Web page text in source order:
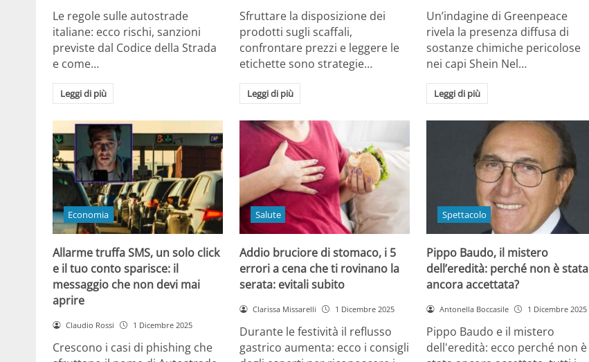
Le regole sulle autostrade
italiane: ecco rischi, sanzioni
previste dal Codice della Strada
e come…
Leggi di più
Sfruttare la disposizione dei
prodotti sugli scaffali,
confrontare prezzi e leggere le
etichette sono strategie…
Leggi di più
Un’indagine di Greenpeace
rivela la presenza diffusa di
sostanze chimiche pericolose
nei capi Shein Nel…
Leggi di più
Economia
Allarme truffa SMS, un solo click
e il tuo conto sparisce: il
messaggio che non devi mai
aprire
Claudio Rossi 1 Dicembre 2025
Crescono i casi di phishing che
Salute
Addio bruciore di stomaco, i 5
errori a cena che ti rovinano la
serata: evitali subito
Clarissa Missarelli 1 Dicembre 2025
Durante le festività il reflusso
gastrico aumenta: ecco i consigli
Spettacolo
Pippo Baudo, il mistero
dell’eredità: perché non è stata
ancora accettata?
Antonella Boccasile 1 Dicembre 2025
Pippo Baudo e il mistero
dell'eredità: ecco perché non è